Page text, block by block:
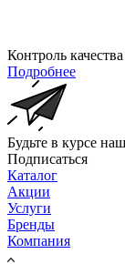
Контроль
Подробнее
Будьте в курсе
Подписаться
Каталог
Акции
Услуги
Бренды
Компания